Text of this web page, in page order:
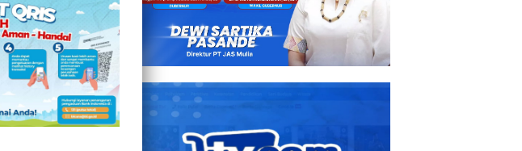
Menyumbang 91
Pascasarjana,
Donormu